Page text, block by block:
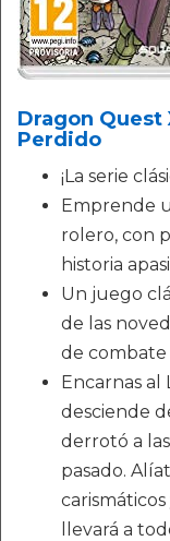
Dragon Quest
Perdido
¡La serie
Emprende
rolero, con
historia
Un juego
de las
de combate
Encarnas
desciende
derrotó a
pasado.
llevará a